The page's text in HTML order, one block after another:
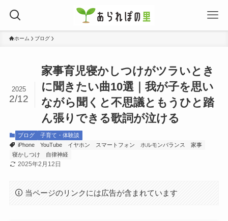
ホーム ブログ
家事育児寝かしつけがツラいとき
に聞きたい曲10選｜我が子を思い
ながら聞くと不思議ともうひと踏
ん張りできる歌詞が泣ける
2025
2/12
ブログ
子育て・体験談
iPhone
YouTube イヤホン スマートフォン ホルモンバランス
家事
寝かしつけ
自律神経
2025年2月12日
当ページのリンクには広告が含まれています